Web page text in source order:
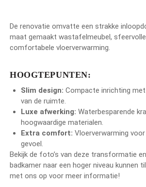
De renovatie omvatte een strakke
maat gemaakt wastafelmeubel,
comfortabele vloerverwarming.
HOOGTEPUNTEN:
Slim design: Compacte inrichting
van de ruimte.
Luxe afwerking: Waterbesparende
hoogwaardige materialen.
Extra comfort: Vloerverwarming
gevoel.
Bekijk de foto’s van deze transformatie
badkamer naar een hoger niveau kunnen
met ons op voor meer informatie!